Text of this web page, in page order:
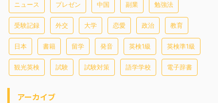
ニュース プレゼン 中国 副業 勉強法
受験記録 外交 大学 恋愛 政治 教育
日本 書籍 留学 発音 英検1級 英検準1級
観光英検 試験 試験対策 語学学校 電子辞書
アーカイブ